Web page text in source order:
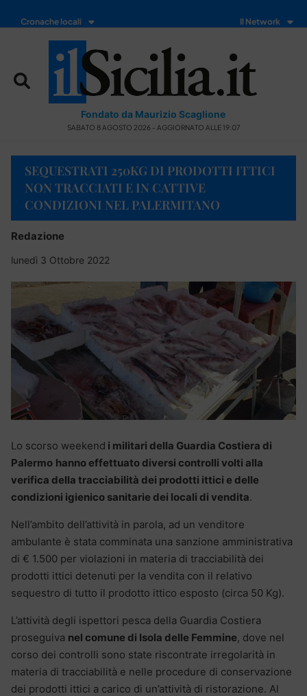
Cronache locali Il Network
Fondato da Maurizio Scaglione
SABATO 8 AGOSTO 2026 - AGGIORNATO ALLE 19:07
SEQUESTRATI 250KG DI PRODOTTI ITTICI
NON TRACCIATI E IN CATTIVE
CONDIZIONI NEL PALERMITANO
Redazione
lunedì 3 Ottobre 2022
Lo scorso weekend i militari della Guardia Costiera di
Palermo hanno effettuato diversi controlli volti alla
verifica della tracciabilità dei prodotti ittici e delle
condizioni igienico sanitarie dei locali di vendita.
Nell’ambito dell’attività in parola, ad un venditore
ambulante è stata comminata una sanzione amministrativa
di € 1.500 per violazioni in materia di tracciabilità dei
prodotti ittici detenuti per la vendita con il relativo
sequestro di tutto il prodotto ittico esposto (circa 50 Kg).
L’attività degli ispettori pesca della Guardia Costiera
proseguiva nel comune di Isola delle Femmine, dove nel
corso dei controlli sono state riscontrate irregolarità in
materia di tracciabilità e nelle procedure di conservazione
dei prodotti ittici a carico di un’attività di ristorazione. Al